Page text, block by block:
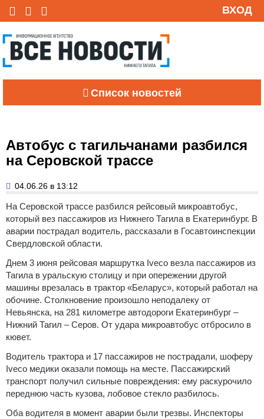
ВХОД
Список новостей
Автобус с тагильчанами разбился
на Серовской трассе
04.06.26 в 13:12
На Серовской трассе разбился рейсовый микроавтобус,
который вез пассажиров из Нижнего Тагила в Екатеринбург. В
аварии пострадал водитель, рассказали в Госавтоинспекции
Свердловской области.
Днем 3 июня рейсовая маршрутка Iveco везла пассажиров из
Тагила в уральскую столицу и при опережении другой
машины врезалась в трактор «Беларус», который работал на
обочине. Столкновение произошло неподалеку от
Невьянска, на 281 километре автодороги Екатеринбург –
Нижний Тагил – Серов. От удара микроавтобус отбросило в
кювет.
Водитель трактора и 17 пассажиров не пострадали, шоферу
Iveco медики оказали помощь на месте. Пассажирский
транспорт получил сильные повреждения: ему раскурочило
переднюю часть кузова, лобовое стекло разбилось.
Оба водителя в момент аварии были трезвы. Инспекторы